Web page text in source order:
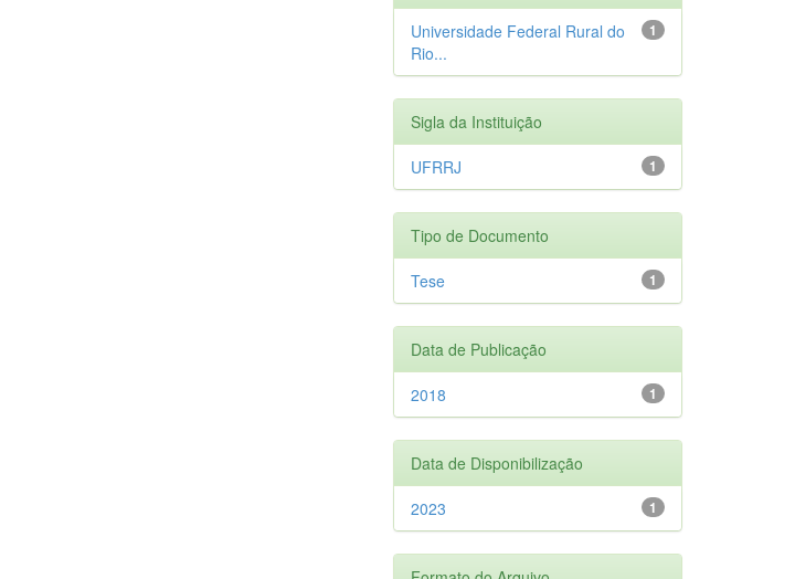
1
Universidade Federal Rural do
Rio...
Sigla da Instituição
1
UFRRJ
Tipo de Documento
1
Tese
Data de Publicação
1
2018
Data de Disponibilização
1
2023